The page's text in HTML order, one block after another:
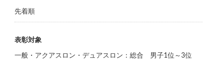
先着順
表彰対象
一般・アクアスロン・デュアスロン：総合 男子1位～3位